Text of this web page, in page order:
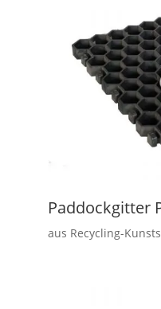
Paddockgitter
aus Recycling-